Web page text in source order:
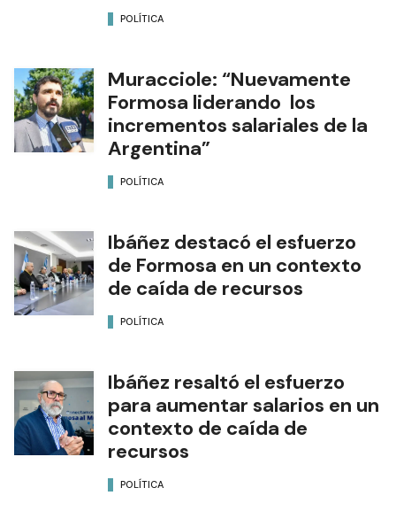
POLÍTICA
Muracciole: “Nuevamente
Formosa liderando los
incrementos salariales de la
Argentina”
POLÍTICA
Ibáñez destacó el esfuerzo
de Formosa en un contexto
de caída de recursos
POLÍTICA
Ibáñez resaltó el esfuerzo
para aumentar salarios en un
contexto de caída de
recursos
POLÍTICA